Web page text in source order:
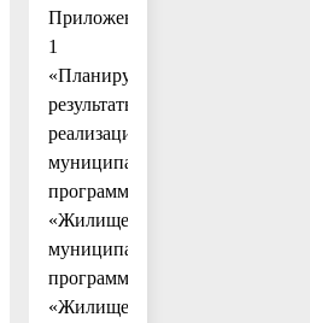
Приложение
1
«Планируемые
результаты
реализации
муниципальной
программы
«Жилище»
муниципальной
программы
«Жилище»